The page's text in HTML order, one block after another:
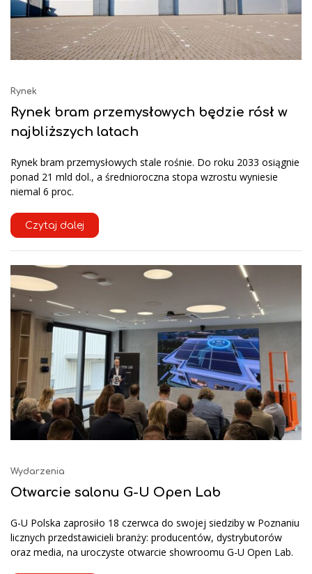
Rynek
Rynek bram przemysłowych będzie rósł w
najbliższych latach
Rynek bram przemysłowych stale rośnie. Do roku 2033 osiągnie
ponad 21 mld dol., a średnioroczna stopa wzrostu wyniesie
niemal 6 proc.
Czytaj dalej
Wydarzenia
Otwarcie salonu G-U Open Lab
G-U Polska zaprosiło 18 czerwca do swojej siedziby w Poznaniu
licznych przedstawicieli branży: producentów, dystrybutorów
oraz media, na uroczyste otwarcie showroomu G-U Open Lab.